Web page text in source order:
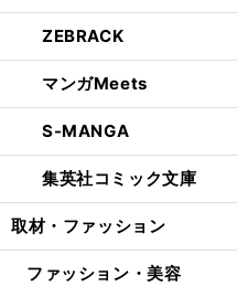
ZEBRACK
マンガMeets
S-MANGA
集英社コミック文庫
取材・ファッション
ファッション・美容